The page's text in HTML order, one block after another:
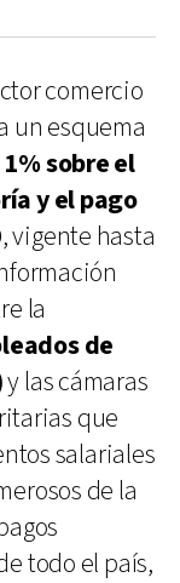
comercio
un esquema
sobre el
y el pago
, vigente hasta
la
de
y las cámaras
que
salariales
de la
todo el país,